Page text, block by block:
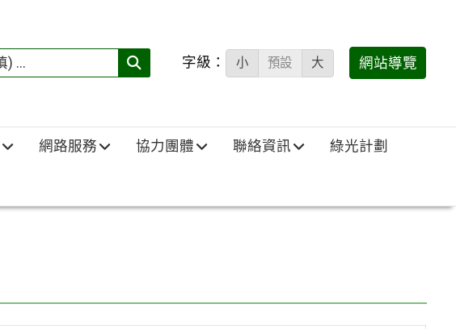
搜
填)：
字級： 小 預設 大 網站導覽
網路服務 協力團體 聯絡資訊 綠光計劃